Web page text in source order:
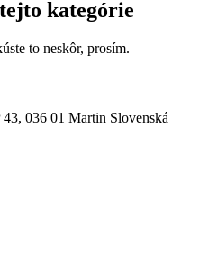
kategórie
to neskôr, prosím.
036 01 Martin Slovenská